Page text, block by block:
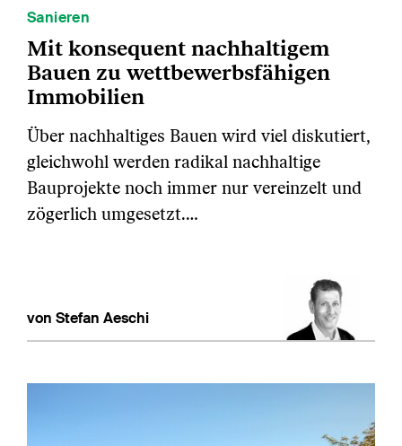
Sanieren
Mit konsequent nachhaltigem
Bauen zu wettbewerbsfähigen
Immobilien
Über nachhaltiges Bauen wird viel diskutiert,
gleichwohl werden radikal nachhaltige
Bauprojekte noch immer nur vereinzelt und
zögerlich umgesetzt.…
von Stefan Aeschi